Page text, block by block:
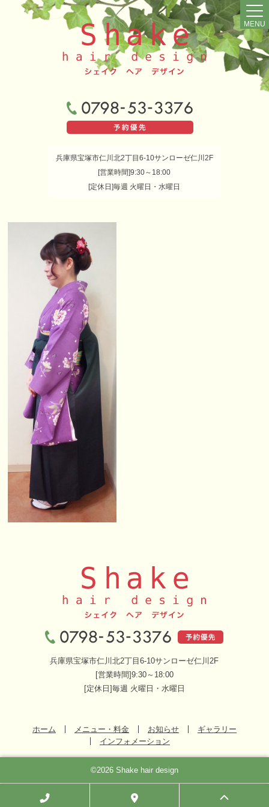
兵庫県宝塚市仁川北2丁目6-10サンローゼ仁川2F
[営業時間]9:30～18:00
[定休日]毎週 火曜日・水曜日
MENU
兵庫県宝塚市仁川北2丁目6-10サンローゼ仁川2F
[営業時間]9:30～18:00
[定休日]毎週 火曜日・水曜日
ホーム メニュー・料金 お知らせ
ギャラリー
インフォメーション
©2026 Shake hair design